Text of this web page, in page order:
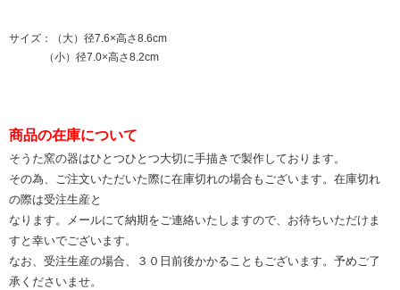
サイズ：（大）径7.6×高さ8.6cm
（小）径7.0×高さ8.2cm
商品の在庫について
そうた窯の器はひとつひとつ大切に手描きで製作しております。
その為、ご注文いただいた際に在庫切れの場合もございます。在庫切れ
の際は受注生産と
なります。メールにて納期をご連絡いたしますので、お待ちいただけま
すと幸いでございます。
なお、受注生産の場合、３０日前後かかることもございます。予めご了
承くださいませ。